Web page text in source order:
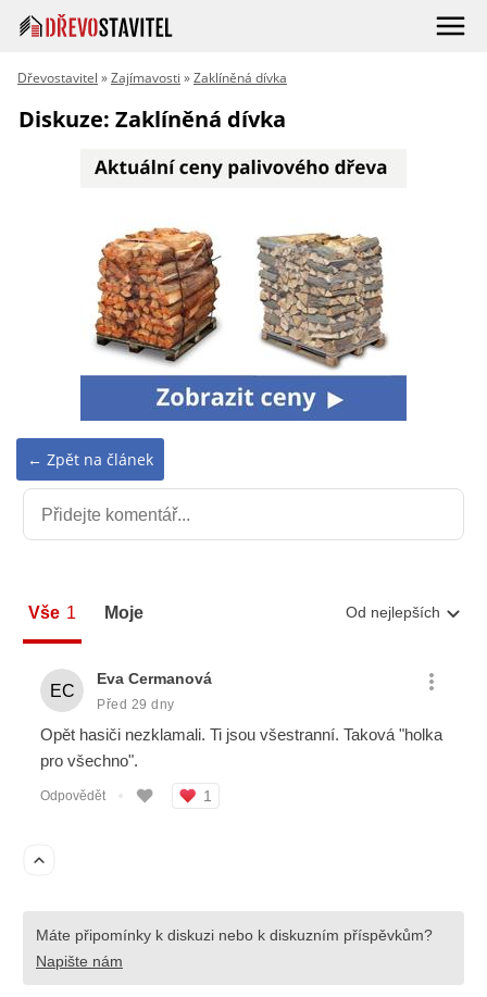
Dřevostavitel »Zajímavosti »Zaklíněná dívka
Diskuze: Zaklíněná dívka
← Zpět na článek